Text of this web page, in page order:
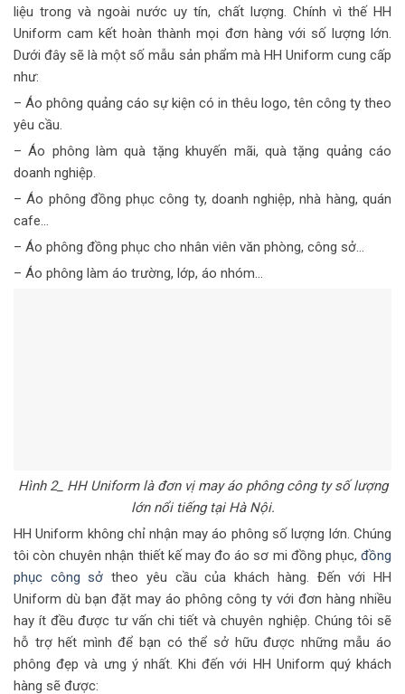
liệu trong và ngoài nước uy tín, chất lượng. Chính vì thế HH
Uniform cam kết hoàn thành mọi đơn hàng với số lượng lớn.
Dưới đây sẽ là một số mẫu sản phẩm mà HH Uniform cung cấp
như:
– Áo phông quảng cáo sự kiện có in thêu logo, tên công ty theo
yêu cầu.
– Áo phông làm quà tặng khuyến mãi, quà tặng quảng cáo
doanh nghiệp.
– Áo phông đồng phục công ty, doanh nghiệp, nhà hàng, quán
cafe…
– Áo phông đồng phục cho nhân viên văn phòng, công sở…
– Áo phông làm áo trường, lớp, áo nhóm…
Hình 2_ HH Uniform là đơn vị may áo phông công ty số lượng
lớn nổi tiếng tại Hà Nội.
HH Uniform không chỉ nhận may áo phông số lượng lớn. Chúng
tôi còn chuyên nhận thiết kế may đo áo sơ mi đồng phục, đồng
phục công sở theo yêu cầu của khách hàng. Đến với HH
Uniform dù bạn đặt may áo phông công ty với đơn hàng nhiều
hay ít đều được tư vấn chi tiết và chuyên nghiệp. Chúng tôi sẽ
hỗ trợ hết mình để bạn có thể sở hữu được những mẫu áo
phông đẹp và ưng ý nhất. Khi đến với HH Uniform quý khách
hàng sẽ được: